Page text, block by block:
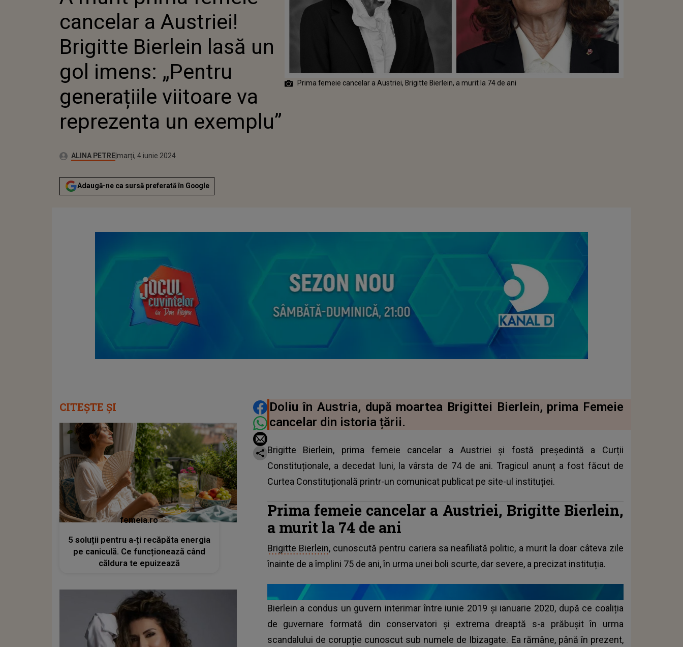
„PENTRU GENERAȚIILE VIITOARE
VA REPREZENTA UN EXEMPLU”
cancelar a Austriei!
Brigitte Bierlein lasă un
gol imens: „Pentru
generațiile viitoare va
reprezenta un exemplu”
Autor:ALINA PETRE Publicat:
marți, 4 iunie 2024
Adaugă-ne ca sursă preferată în Google
Prima femeie cancelar a Austriei, Brigitte Bierlein, a murit la 74 de ani
DISTRIBUIE ARTICOLUL
Doliu în Austria, după moartea Brigittei Bierlein, prima Femeie
cancelar din istoria țării.
Brigitte Bierlein, prima femeie cancelar a Austriei și fostă președintă a Curții
Constituționale, a decedat luni, la vârsta de 74 de ani. Tragicul anunț a fost făcut de
Curtea Constituțională printr-un comunicat publicat pe site-ul instituției.
Prima femeie cancelar a Austriei, Brigitte Bierlein,
a murit la 74 de ani
Brigitte Bierlein, cunoscută pentru cariera sa neafiliată politic, a murit la doar câteva zile
înainte de a împlini 75 de ani, în urma unei boli scurte, dar severe, a precizat instituția.
Bierlein a condus un guvern interimar între iunie 2019 și ianuarie 2020, după ce coaliția
de guvernare formată din conservatori și extrema dreaptă s-a prăbușit în urma
scandalului de corupție cunoscut sub numele de Ibizagate. Ea rămâne, până în prezent,
CITEȘTE ȘI
femeia.ro
5 soluții pentru a-ți recăpăta energia
pe caniculă. Ce funcționează când
căldura te epuizează